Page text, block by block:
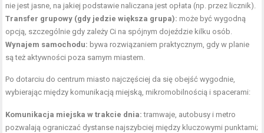
nie jest jasne, na jakiej podstawie naliczana jest opłata (np. przez licznik).
Transfer grupowy (gdy jedzie większa grupa): może być wygodną
opcją, szczególnie gdy zależy Ci na spójnym dojeździe kilku osób.
Wynajem samochodu: bywa rozwiązaniem praktycznym, gdy w planie
są też aktywności poza samym miastem.
Po dotarciu do centrum miasto najczęściej da się obejść wygodnie,
wybierając między komunikacją miejską, mikromobilnością i spacerami:
Komunikacja miejska w trakcie dnia: tramwaje, autobusy i metro
pozwalają ograniczać dystanse najszybciej między kluczowymi punktami;